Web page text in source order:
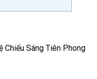
Chiếu Sáng Tiên Phong